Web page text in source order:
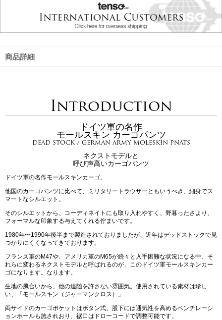
商品詳細
Introduction
ドイツ軍の名作
モールスキン カーゴパンツ
DEAD STOCK / GERMAN ARMY MOLESKIN PNATS
ネクストモデルと
呼び声高いカーゴパンツ
ドイツ軍の名作モールスキンカーゴ。
他国のカーゴパンツに比べて、ミリタリートラウザーともいうべき、細身でス
マートなシルエット。
そのシルエットから、コーディネイトにも取り入れやすく、野暮ったさより、
フォーマルな印象する与えてくれる佇まいです。
1980年〜1990年後半まで製造されておりましたが、近年はデッドストックで見
つかりにくくなってきております。
フランス軍のM47や、アメリカ軍のM65が続々と入手困難な状況になる中、そ
れらに変わるネクストモデルと呼ばれるのが、このドイツ軍モールスキンカー
ゴになります。なります。
生地の風合いから、他の追随を許さない雰囲気。使用されている素材は珍し
い、「モールスキン（ジャーマンクロス）」
両サイドのカーゴポケットはボタン式。股下には通気性を高めるベンチレーシ
ョンホールも施されおり、裾口はドローコードで調整可能です。